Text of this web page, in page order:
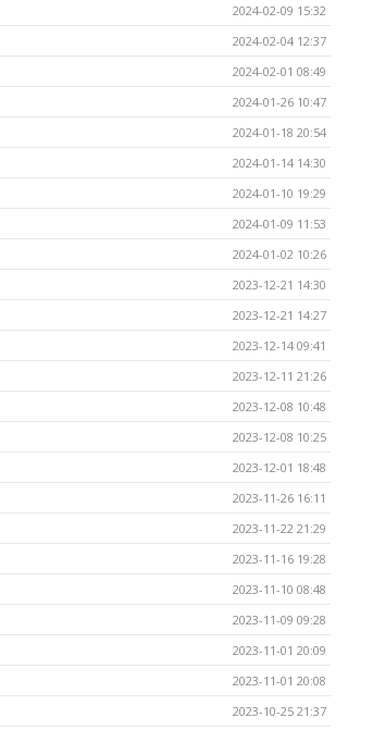
2024-02-09 15:32
2024-02-04 12:37
2024-02-01 08:49
2024-01-26 10:47
2024-01-18 20:54
2024-01-14 14:30
2024-01-10 19:29
2024-01-09 11:53
2024-01-02 10:26
2023-12-21 14:30
2023-12-21 14:27
2023-12-14 09:41
2023-12-11 21:26
2023-12-08 10:48
2023-12-08 10:25
2023-12-01 18:48
2023-11-26 16:11
2023-11-22 21:29
2023-11-16 19:28
2023-11-10 08:48
2023-11-09 09:28
2023-11-01 20:09
2023-11-01 20:08
2023-10-25 21:37